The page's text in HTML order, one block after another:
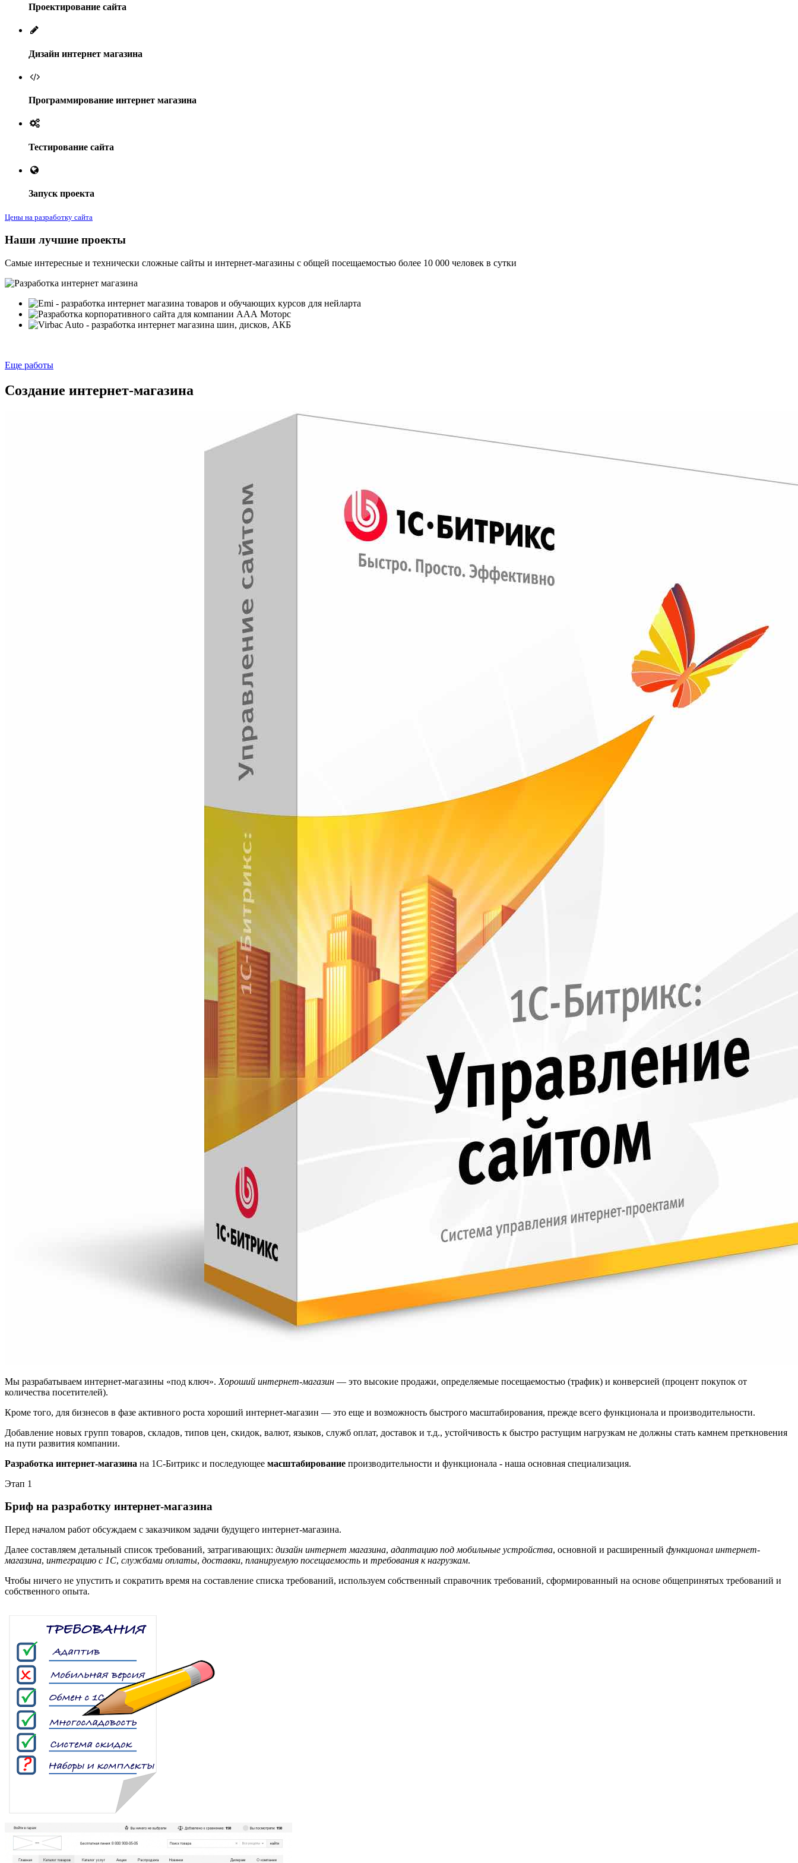
Проектирование сайта
Дизайн интернет магазина
Программирование интернет магазина
Тестирование сайта
Запуск проекта
Цены на разработку сайта
Наши лучшие проекты
Самые интересные и технически сложные сайты и интернет-магазины с общей посещаемостью более 10 000 человек в сутки
Еще работы
Создание интернет-магазина
Мы разрабатываем интернет-магазины «под ключ». Хороший интернет-магазин — это высокие продажи, определяемые посещаемостью (трафик) и конверсией (процент покупок от
количества посетителей).
Кроме того, для бизнесов в фазе активного роста хороший интернет-магазин — это еще и возможность быстрого масштабирования, прежде всего функционала и производительности.
Добавление новых групп товаров, складов, типов цен, скидок, валют, языков, служб оплат, доставок и т.д., устойчивость к быстро растущим нагрузкам не должны стать камнем преткновения
на пути развития компании.
Разработка интернет-магазина на 1С-Битрикс и последующее масштабирование производительности и функционала - наша основная специализация.
Этап 1
Бриф на разработку интернет-магазина
Перед началом работ обсуждаем с заказчиком задачи будущего интернет-магазина.
Далее составляем детальный список требований, затрагивающих: дизайн интернет магазина, адаптацию под мобильные устройства, основной и расширенный функционал интернет-
магазина, интеграцию с 1С, службами оплаты, доставки, планируемую посещаемость и требования к нагрузкам.
Чтобы ничего не упустить и сократить время на составление списка требований, используем собственный справочник требований, сформированный на основе общепринятых требований и
собственного опыта.